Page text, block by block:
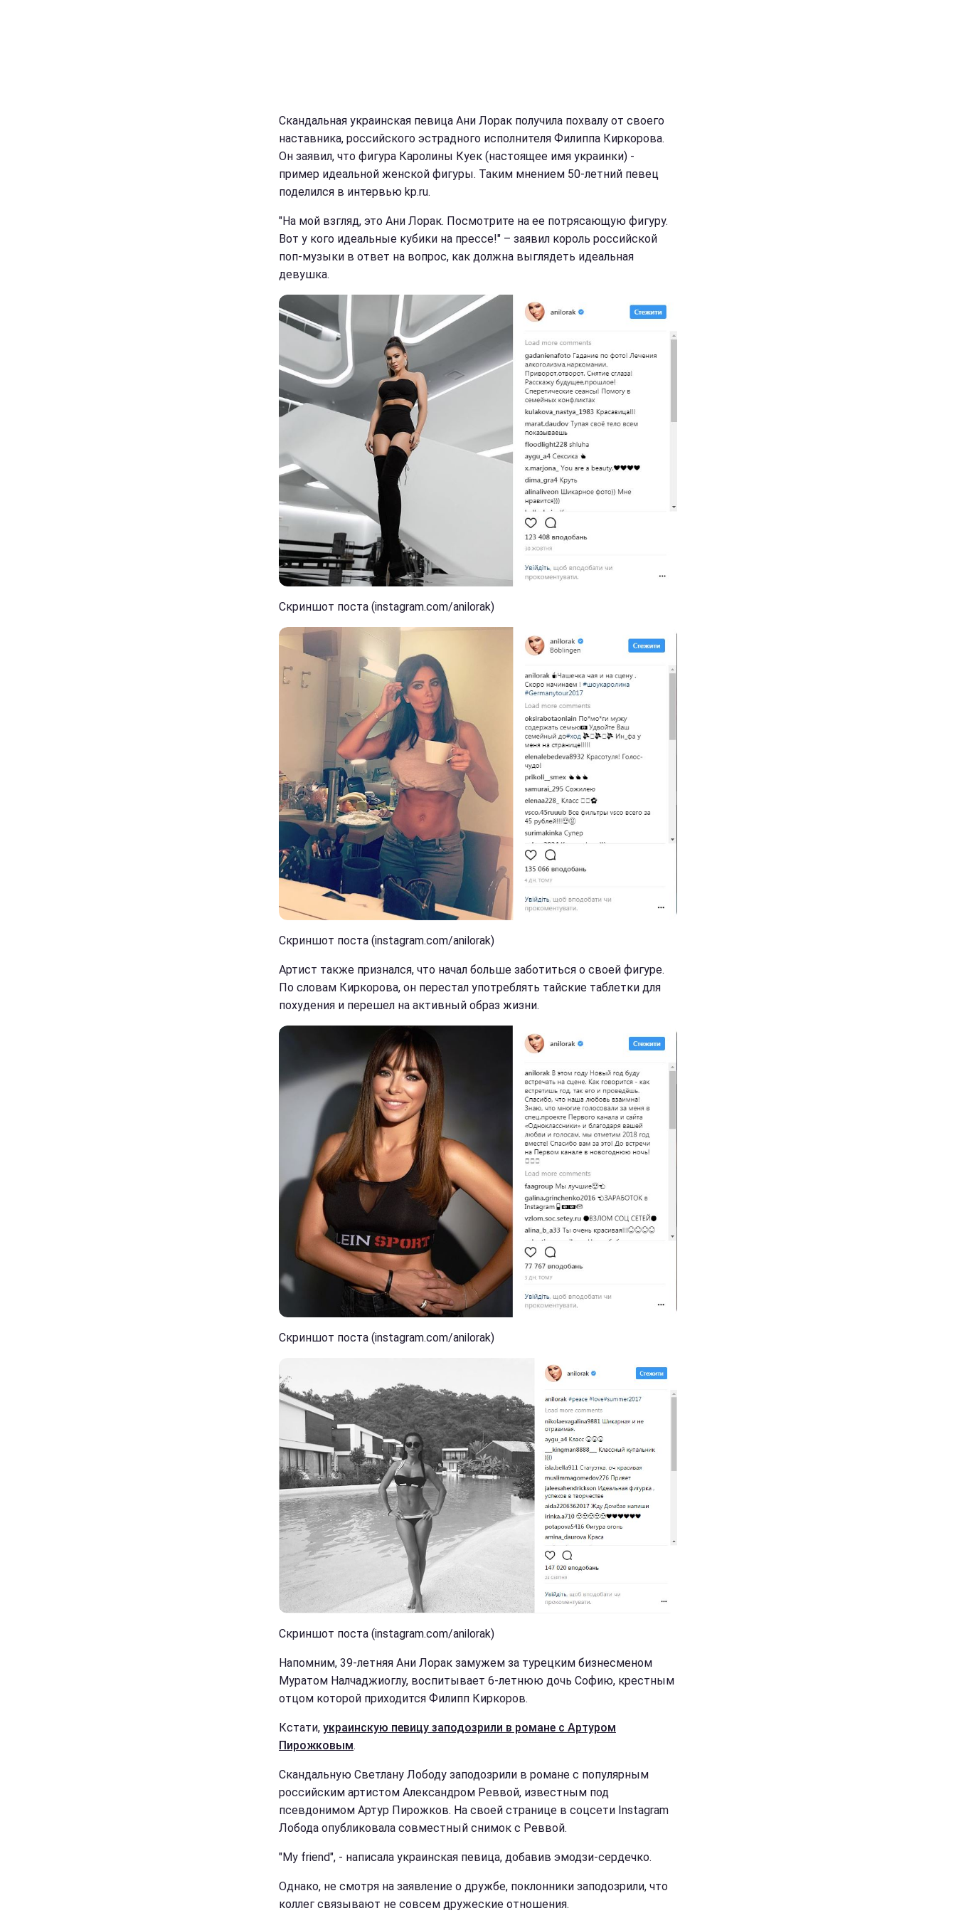
Скандальная украинская певица Ани Лорак получила похвалу от своего
наставника, российского эстрадного исполнителя Филиппа Киркорова.
Он заявил, что фигура Каролины Куек (настоящее имя украинки) -
пример идеальной женской фигуры. Таким мнением 50-летний певец
поделился в интервью kp.ru.
"На мой взгляд, это Ани Лорак. Посмотрите на ее потрясающую фигуру.
Вот у кого идеальные кубики на прессе!" – заявил король российской
поп-музыки в ответ на вопрос, как должна выглядеть идеальная
девушка.
Скриншот поста (instagram.com/anilorak)
Скриншот поста (instagram.com/anilorak)
Артист также признался, что начал больше заботиться о своей фигуре.
По словам Киркорова, он перестал употреблять тайские таблетки для
похудения и перешел на активный образ жизни.
Скриншот поста (instagram.com/anilorak)
Скриншот поста (instagram.com/anilorak)
Напомним, 39-летняя Ани Лорак замужем за турецким бизнесменом
Муратом Налчаджиоглу, воспитывает 6-летнюю дочь Софию, крестным
отцом которой приходится Филипп Киркоров.
Кстати, украинскую певицу заподозрили в романе с Артуром
Пирожковым.
Скандальную Светлану Лободу заподозрили в романе с популярным
российским артистом Александром Реввой, известным под
псевдонимом Артур Пирожков. На своей странице в соцсети Instagram
Лобода опубликовала совместный снимок с Реввой.
"My friend", - написала украинская певица, добавив эмодзи-сердечко.
Однако, не смотря на заявление о дружбе, поклонники заподозрили, что
коллег связывают не совсем дружеские отношения.